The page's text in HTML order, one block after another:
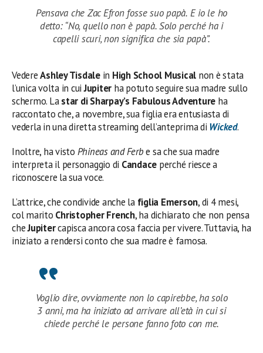
Pensava che Zac Efron fosse suo papà. E io le ho
detto: “No, quello non è papà. Solo perché ha i
capelli scuri, non significa che sia papà”.
VedereAshley Tisdalein High School Musical non è stata
l’unica volta in cuiJupiter ha potuto seguire sua madre sullo
schermo. Lastar di Sharpay’s Fabulous Adventure ha
raccontato che, a novembre, sua figlia era entusiasta di
vederla in una diretta streaming dell’anteprima di Wicked.
Inoltre, ha visto Phineas and Ferbe sa che sua madre
interpreta il personaggio di Candace perché riesce a
riconoscere la sua voce.
L’attrice, che condivide anche lafiglia Emerson, di 4 mesi,
col marito Christopher French, ha dichiarato che non pensa
cheJupitercapisca ancora cosa faccia per vivere. Tuttavia, ha
iniziato a rendersi conto che sua madre è famosa.
Voglio dire, ovviamente non lo capirebbe, ha solo
3 anni, ma ha iniziato ad arrivare all’età in cui si
chiede perché le persone fanno foto con me.